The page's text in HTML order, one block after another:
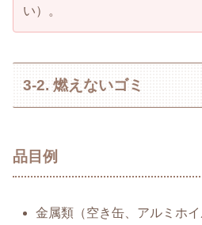
い）。
3-2. 燃えないゴミ
品目例
金属類（空き缶、アルミホイ